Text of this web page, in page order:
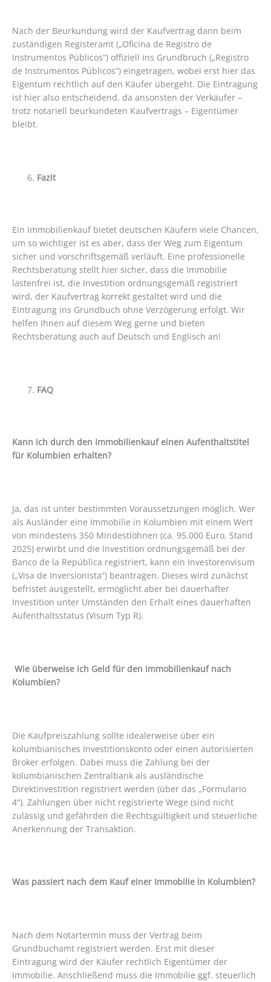
Nach der Beurkundung wird der Kaufvertrag dann beim
zuständigen Registeramt („Oficina de Registro de
Instrumentos Públicos“) offiziell ins Grundbruch („Registro
de Instrumentos Públicos“) eingetragen, wobei erst hier das
Eigentum rechtlich auf den Käufer übergeht. Die Eintragung
ist hier also entscheidend, da ansonsten der Verkäufer –
trotz notariell beurkundeten Kaufvertrags – Eigentümer
bleibt.
Fazit
Ein Immobilienkauf bietet deutschen Käufern viele Chancen,
um so wichtiger ist es aber, dass der Weg zum Eigentum
sicher und vorschriftsgemäß verläuft. Eine professionelle
Rechtsberatung stellt hier sicher, dass die Immobilie
lastenfrei ist, die Investition ordnungsgemäß registriert
wird, der Kaufvertrag korrekt gestaltet wird und die
Eintragung ins Grundbuch ohne Verzögerung erfolgt. Wir
helfen Ihnen auf diesem Weg gerne und bieten
Rechtsberatung auch auf Deutsch und Englisch an!
FAQ
Kann ich durch den Immobilienkauf einen Aufenthaltstitel
für Kolumbien erhalten?
Ja, das ist unter bestimmten Voraussetzungen möglich. Wer
als Ausländer eine Immobilie in Kolumbien mit einem Wert
von mindestens 350 Mindestlöhnen (ca. 95.000 Euro, Stand
2025) erwirbt und die Investition ordnungsgemäß bei der
Banco de la República registriert, kann ein Investorenvisum
(„Visa de Inversionista“) beantragen. Dieses wird zunächst
befristet ausgestellt, ermöglicht aber bei dauerhafter
Investition unter Umständen den Erhalt eines dauerhaften
Aufenthaltsstatus (Visum Typ R).
Wie überweise ich Geld für den Immobilienkauf nach
Kolumbien?
Die Kaufpreiszahlung sollte idealerweise über ein
kolumbianisches Investitionskonto oder einen autorisierten
Broker erfolgen. Dabei muss die Zahlung bei der
kolumbianischen Zentralbank als ausländische
Direktinvestition registriert werden (über das „Formulario
4“). Zahlungen über nicht registrierte Wege (sind nicht
zulässig und gefährden die Rechtsgültigkeit und steuerliche
Anerkennung der Transaktion.
Was passiert nach dem Kauf einer Immobilie in Kolumbien?
Nach dem Notartermin muss der Vertrag beim
Grundbuchamt registriert werden. Erst mit dieser
Eintragung wird der Käufer rechtlich Eigentümer der
Immobilie. Anschließend muss die Immobilie ggf. steuerlich